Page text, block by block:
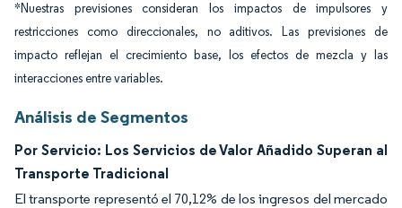
*Nuestras previsiones consideran los impactos de impulsores y
restricciones como direccionales, no aditivos. Las previsiones de
impacto reflejan el crecimiento base, los efectos de mezcla y las
interacciones entre variables.
Análisis de Segmentos
Por Servicio: Los Servicios de Valor Añadido Superan al
Transporte Tradicional
El transporte representó el 70,12% de los ingresos del mercado